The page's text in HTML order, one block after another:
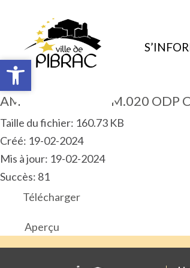
Ouvrir la barre d’outils
AM 2024.02.ART.PM.020 ODP
Taille du fichier: 160.73 KB
Créé: 19-02-2024
Mis à jour: 19-02-2024
Succès: 81
Télécharger
Aperçu
Ouvrir la barre d’outils